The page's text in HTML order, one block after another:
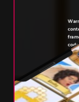
code
/
code
03:43 pm